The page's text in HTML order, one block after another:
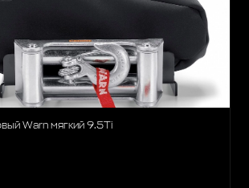
Warn мягкий 9.5Ti